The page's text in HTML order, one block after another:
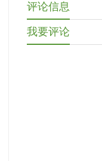
评论信息
我要评论